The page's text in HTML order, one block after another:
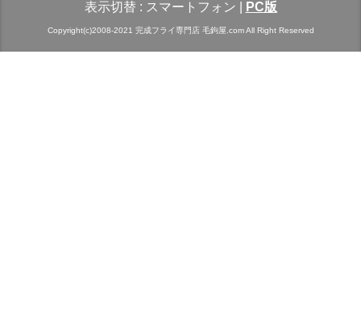
表示切替 : スマートフォン PC版
Copyright(c)2008-2021 完成フライ専門店 毛鉤屋.com All Right Reserved